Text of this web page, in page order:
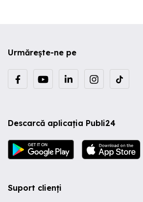
Urmărește-ne pe
Descarcă aplicația Publi24
Suport clienți